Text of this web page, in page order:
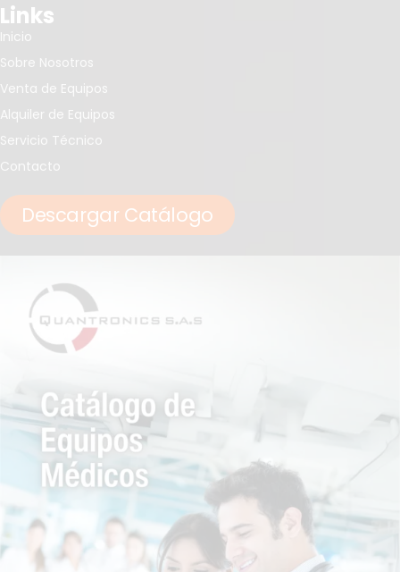
Links
Inicio
Sobre Nosotros
Venta de Equipos
Alquiler de Equipos
Servicio Técnico
Contacto
Descargar Catálogo